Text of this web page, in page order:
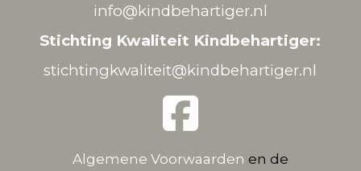
info@kindbehartiger.nl
Stichting Kwaliteit Kindbehartiger:
stichtingkwaliteit@kindbehartiger.nl
Algemene Voorwaarden en de